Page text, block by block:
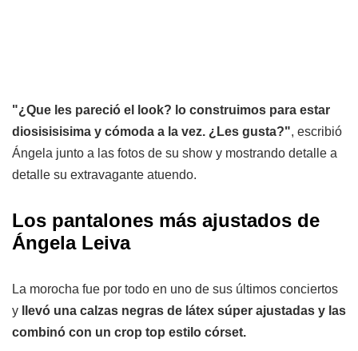
"¿Que les pareció el look? lo construimos para estar
diosisisisima y cómoda a la vez. ¿Les gusta?", escribió
Ángela junto a las fotos de su show y mostrando detalle a
detalle su extravagante atuendo.
Los pantalones más ajustados de
Ángela Leiva
La morocha fue por todo en uno de sus últimos conciertos
y llevó una calzas negras de látex súper ajustadas y las
combinó con un crop top estilo córset.